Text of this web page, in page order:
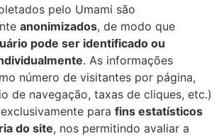
pelo Umami são
anonimizados, de modo que
pode ser identificado ou
. As informações
número de visitantes por página,
de navegação, taxas de cliques, etc.)
para fins estatísticos
do site, nos permitindo avaliar a